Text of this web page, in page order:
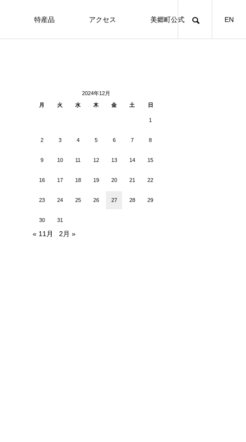
特産品 アクセス 美郷町公式 EN
2024年12月
月
火 水 木 金 土 日
1
2 3 4 5 6 7 8
9 10 11 12 13 14 15
16 17 18 19 20 21 22
23 24 25 26 27 28 29
30 31
« 11月 2月 »